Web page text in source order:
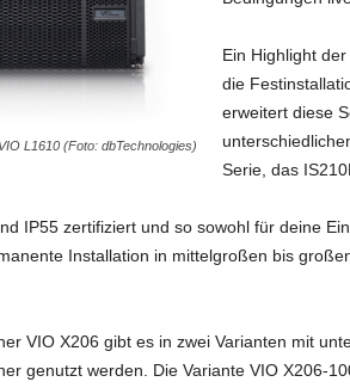
VIO L1610 (Foto: dbTechnologies)
Ein Highlight
die
erweitert diese
Serie, das
IP55 zertifiziert und so sowohl für deine
Installation in mittelgroßen bis
VIO X206 gibt es in zwei Varianten mit
genutzt werden. Die Variante VIO X206-